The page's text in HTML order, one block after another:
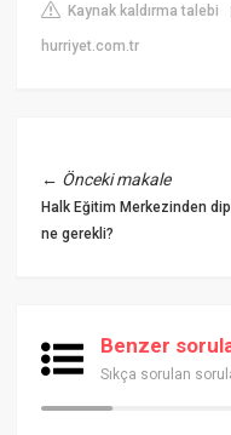
Kaynak kaldırma talebi
hurriyet.com.tr
← Önceki makale
Halk Eğitim Merkezinden
ne gerekli?
Benzer
Sıkça sorulan